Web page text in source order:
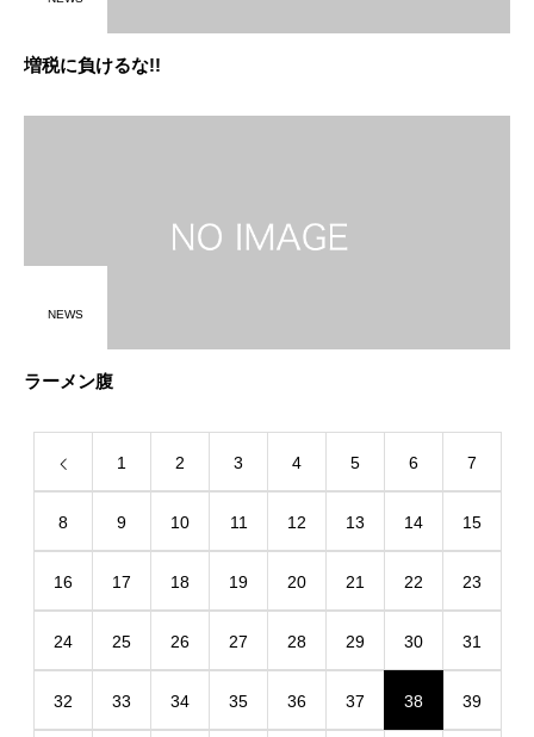
増税に負けるな!!
NEWS
ラーメン腹
1 2 3 4 5 6 7
8 9 10 11 12 13 14 15
16 17 18 19 20 21 22 23
24 25 26 27 28 29 30 31
32 33 34 35 36 37 38 39